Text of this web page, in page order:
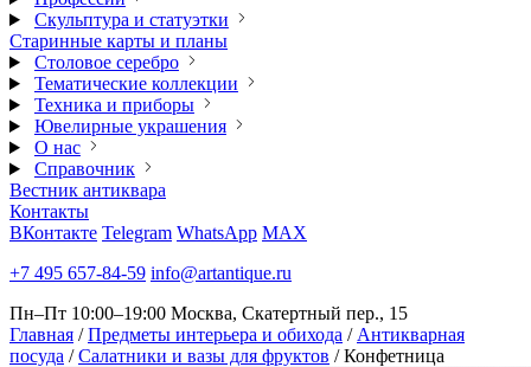
Скульптура и статуэтки
Старинные карты и планы
Столовое серебро
Тематические коллекции
Техника и приборы
Ювелирные украшения
О нас
Справочник
Вестник антиквара
Контакты
ВКонтакте Telegram WhatsApp MAX
+7 495 657-84-59 info@artantique.ru
Пн–Пт 10:00–19:00 Москва, Скатертный пер., 15
Главная / Предметы интерьера и обихода / Антикварная
посуда / Салатники и вазы для фруктов / Конфетница